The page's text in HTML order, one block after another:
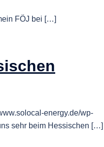
FÖJ bei […]
energy.de/wp-
sehr beim Hessischen […]